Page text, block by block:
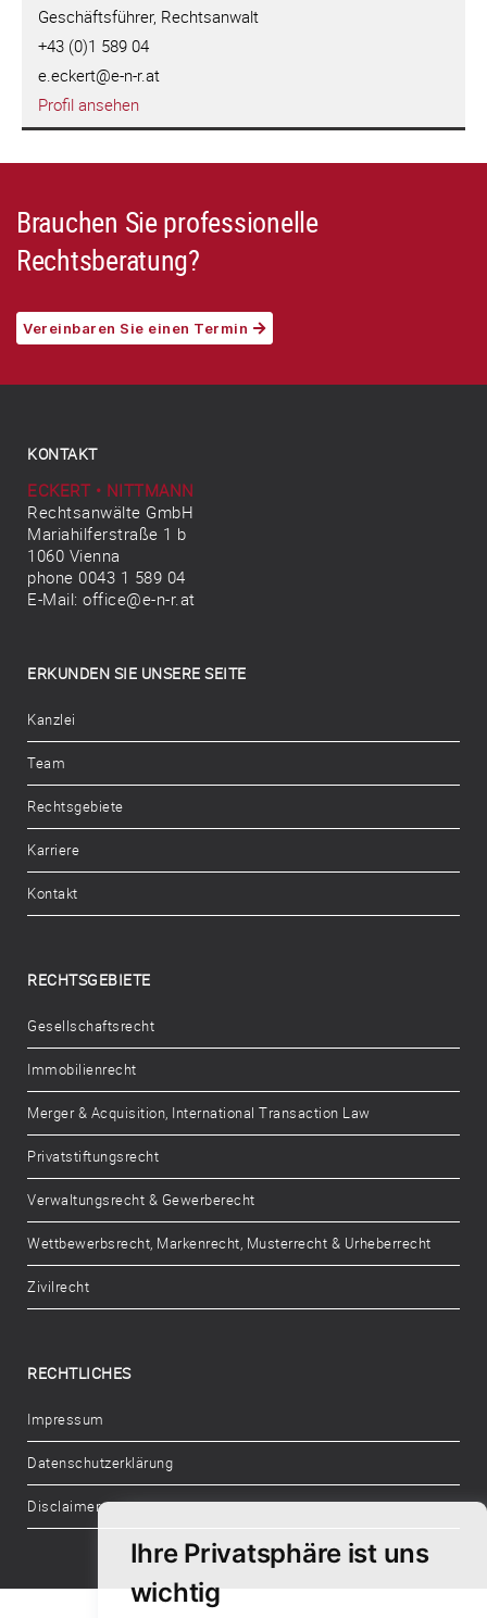
Ihre Privatsphäre ist uns
wichtig
Geschäftsführer, Rechtsanwalt
+43 (0)1 589 04
e.eckert@e-n-r.at
Profil ansehen
Brauchen Sie professionelle
Rechtsberatung?
Vereinbaren Sie einen Termin
KONTAKT
ECKERT • NITTMANN
Rechtsanwälte GmbH
Mariahilferstraße 1 b
1060 Vienna
phone 0043 1 589 04
E-Mail: office@e-n-r.at
ERKUNDEN SIE UNSERE SEITE
Kanzlei
Team
Rechtsgebiete
Karriere
Kontakt
RECHTSGEBIETE
Gesellschaftsrecht
Immobilienrecht
Merger & Acquisition, International Transaction Law
Privatstiftungsrecht
Verwaltungsrecht & Gewerberecht
Wettbewerbsrecht, Markenrecht, Musterrecht & Urheberrecht
Zivilrecht
RECHTLICHES
Impressum
Datenschutzerklärung
Disclaimer